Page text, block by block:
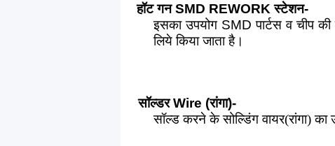
हॉट गन SMD REWORK स्टेशन-
इसका उपयोग SMD पार्टस व चीप की
लिये किया जाता है।
सॉल्डर Wire (रांगा)-
सॉल्ड करने के सोल्डिंग वायर(रांगा) का